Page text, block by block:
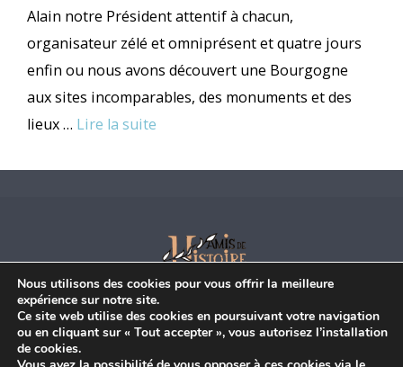
Alain notre Président attentif à chacun,
organisateur zélé et omniprésent et quatre jours
enfin ou nous avons découvert une Bourgogne
aux sites incomparables, des monuments et des
lieux … Lire la suite
Adhésion| Commande |
Les Amis de l’Histoire de la Région de Vallon
Château-Mairie
Nous utilisons des cookies pour vous offrir la meilleure
expérience sur notre site.
Ce site web utilise des cookies en poursuivant votre navigation
ou en cliquant sur « Tout accepter », vous autorisez l’installation
de cookies.